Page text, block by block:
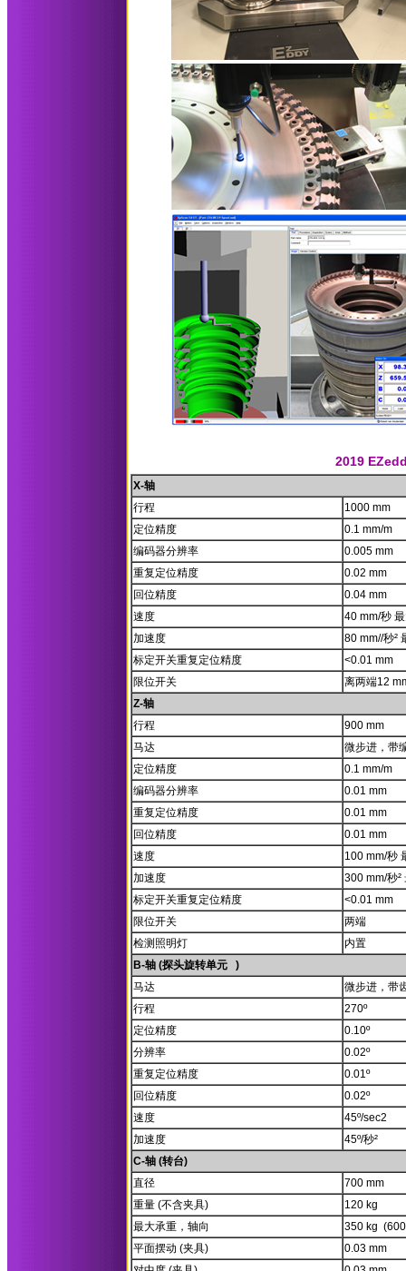
2019
X-轴
行程
1000 mm
定位精度
0.1 mm/m
编码器分辨率
0.005 mm
重复定位精度
0.02 mm
回位精度
0.04 mm
速度
40 mm/秒
加速度
80 mm//秒²
标定开关重复定位精度
<0.01 mm
限位开关
离两端12
Z-轴
行程
900 mm
马达
微步进，带
定位精度
0.1 mm/m
编码器分辨率
0.01 mm
重复定位精度
0.01 mm
回位精度
0.01 mm
速度
100 mm/秒
加速度
300 mm/秒²
标定开关重复定位精度
<0.01 mm
限位开关
两端
检测照明灯
内置
B-轴 (探头旋转单元 )
马达
微步进，带
行程
270º
定位精度
0.10º
分辨率
0.02º
重复定位精度
0.01º
回位精度
0.02º
速度
45º/sec2
加速度
45º/秒²
C-轴 (转台)
直径
700 mm
重量 (不含夹具)
120 kg
最大承重，轴向
350 kg
平面摆动 (夹具)
0.03 mm